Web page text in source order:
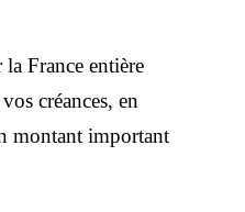
France entière
créances, en
montant important